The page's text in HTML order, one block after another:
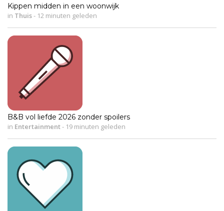
Kippen midden in een woonwijk
in Thuis- 12 minuten geleden
B&B vol liefde 2026 zonder spoilers
in Entertainment- 19 minuten geleden